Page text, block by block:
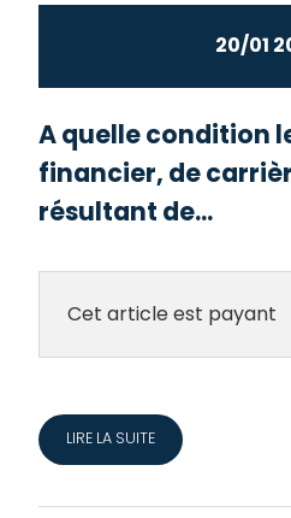
20/01
A quelle condition
financier, de
résultant de...
Cet article est payant
LIRE LA SUITE